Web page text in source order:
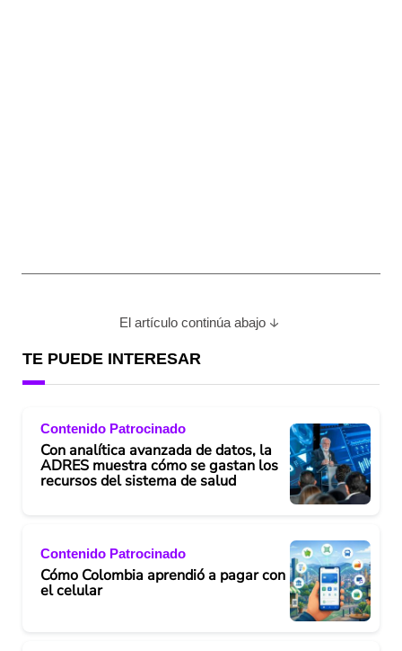
El artículo continúa abajo
TE PUEDE INTERESAR
Contenido Patrocinado
Con analítica avanzada de datos, la
ADRES muestra cómo se gastan los
recursos del sistema de salud
Contenido Patrocinado
Cómo Colombia aprendió a pagar con
el celular